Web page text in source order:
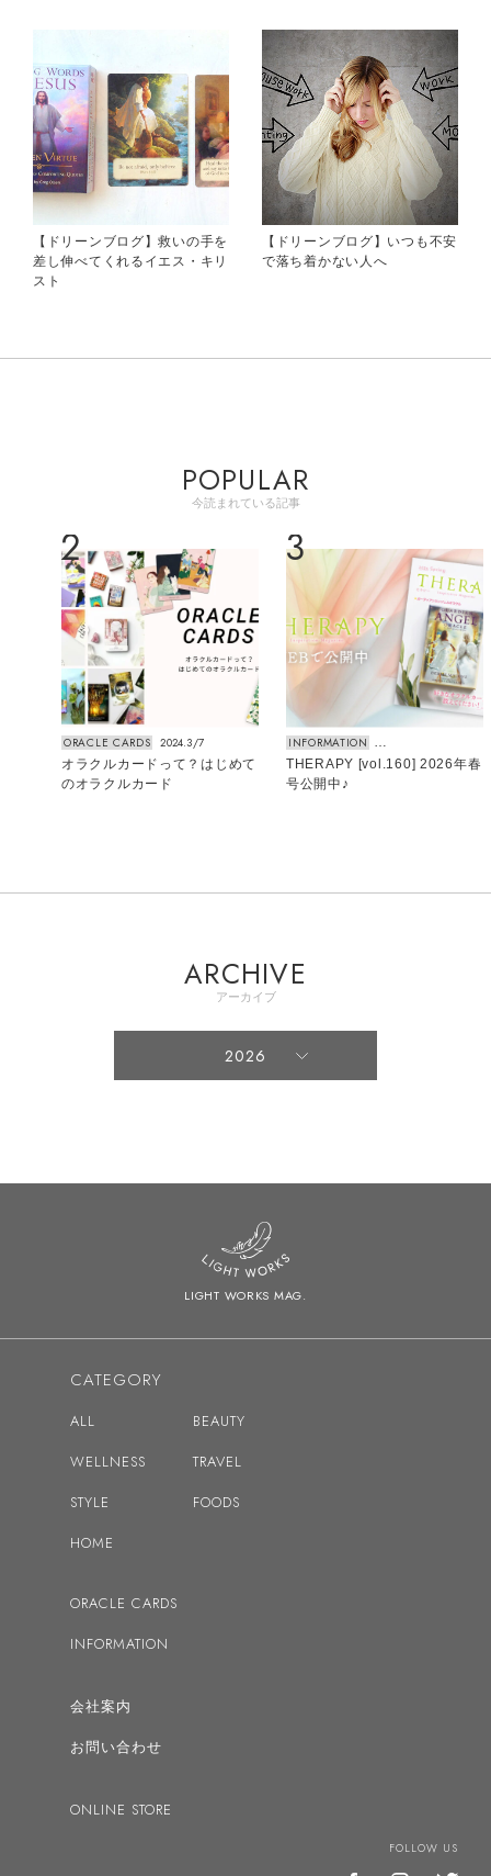
【ドリーンブログ】救いの手を
差し伸べてくれるイエス・キリ
スト
【ドリーンブログ】いつも不安
で落ち着かない人へ
POPULAR
今読まれている記事
ORACLE CARDS 2024.3/7
オラクルカードって？はじめて
のオラクルカード
2
INFORMATION
THERAPY [vol.160] 2026年春
号公開中♪
3
ARCHIVE
アーカイブ
2026
2024
2023
2022
LIGHT WORKS MAG.
CATEGORY
ALL
WELLNESS
STYLE
HOME
BEAUTY
TRAVEL
FOODS
ORACLE CARDS
INFORMATION
会社案内
お問い合わせ
ONLINE STORE
FOLLOW US